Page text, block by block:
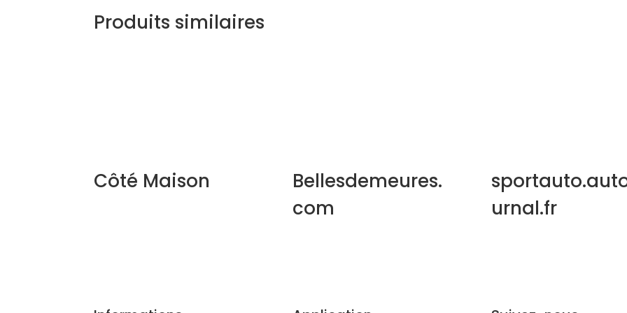
Produits similaires
Côté Maison
Bellesdemeures.
com
urnal.fr